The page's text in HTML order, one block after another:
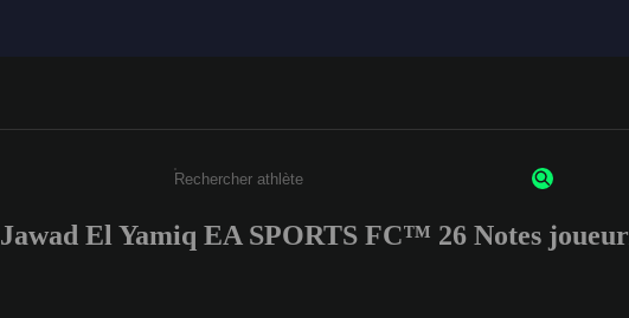
Saisissez au moins 3 caractères ou chiffres.
Jawad El Yamiq EA SPORTS FC™ 26 Notes